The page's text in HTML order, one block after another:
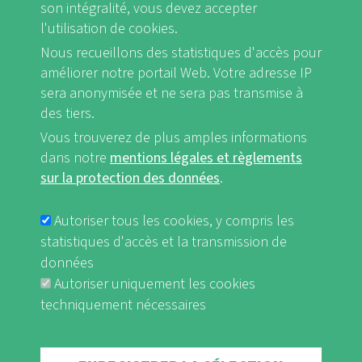
FB Youtube Instagram
FUSSBEREICHSMENÜ
Mentions légales et Règlements sur la protection des données
son intégralité, vous devez accepter
l'utilisation de cookies.
Nous recueillons des statistiques d'accès pour
améliorer notre portail Web. Votre adresse IP
sera anonymisée et ne sera pas transmise à
des tiers.
Vous trouverez de plus amples informations
dans notre mentions légales et règlements
sur la protection des données.
Autoriser tous les cookies, y compris les
statistiques d'accès et la transmission de
données
Autoriser uniquement les cookies
techniquement nécessaires